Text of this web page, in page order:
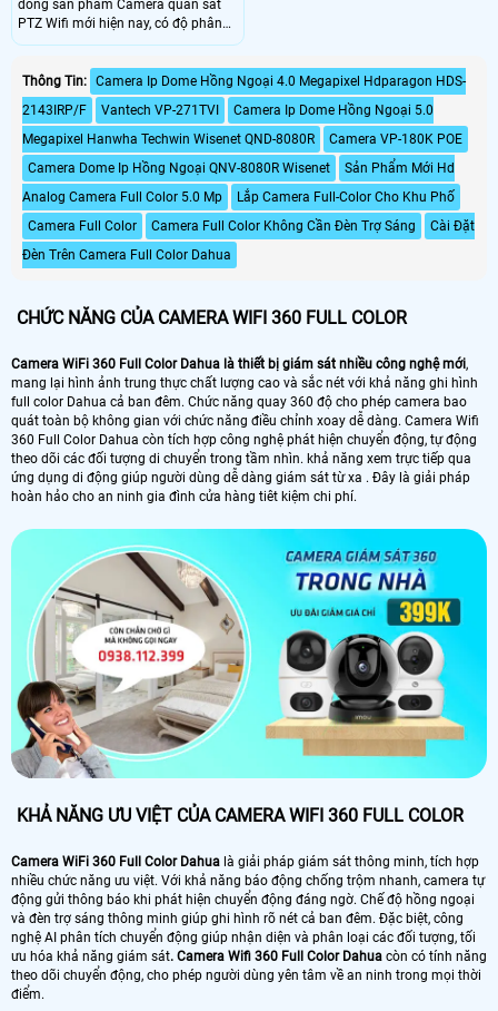
dòng sản phẩm Camera quan sát
PTZ Wifi mới hiện nay, có độ phân
giải cao 2.0megapixel, với công
ba chế độ xem ban đêm. Hoạt động
rất dễ dàng qua thiết bị di động
(Android/iOS), cho phép người dùng
hoạt động thoải mái.
Thông Tin: Camera Ip Dome Hồng Ngoại 4.0 Megapixel Hdparagon HDS-
2143IRP/F
Vantech VP-271TVI
Camera Ip Dome Hồng Ngoại 5.0
Megapixel Hanwha Techwin Wisenet QND-8080R
Camera VP-180K POE
Camera Dome Ip Hồng Ngoại QNV-8080R Wisenet
Sản Phẩm Mới Hd
Analog Camera Full Color 5.0 Mp
Lắp Camera Full-Color Cho Khu Phố
Camera Full Color
Camera Full Color Không Cần Đèn Trợ Sáng
Cài Đặt
Đèn Trên Camera Full Color Dahua
CHỨC NĂNG CỦA CAMERA WIFI 360 FULL COLOR
Camera WiFi 360 Full Color Dahua là thiết bị giám sát nhiều công nghệ mới,
mang lại hình ảnh trung thực chất lượng cao và sắc nét với khả năng ghi hình
full color Dahua cả ban đêm. Chức năng quay 360 độ cho phép camera bao
quát toàn bộ không gian với chức năng điều chỉnh xoay dễ dàng. Camera Wifi
360 Full Color Dahua còn tích hợp công nghệ phát hiện chuyển động, tự động
theo dõi các đối tượng di chuyển trong tầm nhìn. khả năng xem trực tiếp qua
ứng dụng di động giúp người dùng dễ dàng giám sát từ xa . Đây là giải pháp
hoàn hảo cho an ninh gia đình cửa hàng tiêt kiệm chi phí.
KHẢ NĂNG ƯU VIỆT CỦA CAMERA WIFI 360 FULL COLOR
Camera WiFi 360 Full Color Dahua là giải pháp giám sát thông minh, tích hợp
nhiều chức năng ưu việt. Với khả năng báo động chống trộm nhanh, camera tự
động gửi thông báo khi phát hiện chuyển động đáng ngờ. Chế độ hồng ngoại
và đèn trợ sáng thông minh giúp ghi hình rõ nét cả ban đêm. Đặc biệt, công
nghệ AI phân tích chuyển động giúp nhận diện và phân loại các đối tượng, tối
ưu hóa khả năng giám sát. Camera Wifi 360 Full Color Dahua còn có tính năng
theo dõi chuyển động, cho phép người dùng yên tâm về an ninh trong mọi thời
điểm.